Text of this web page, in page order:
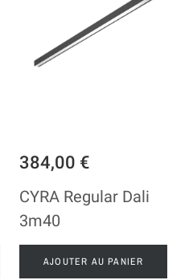
384,00 €
CYRA Regular Dali
3m40
AJOUTER AU PANIER